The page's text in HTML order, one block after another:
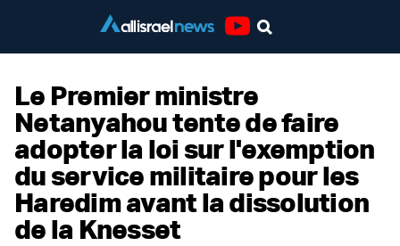
Le Premier ministre
Netanyahou tente de faire
adopter la loi sur l'exemption
du service militaire pour les
Haredim avant la dissolution
de la Knesset